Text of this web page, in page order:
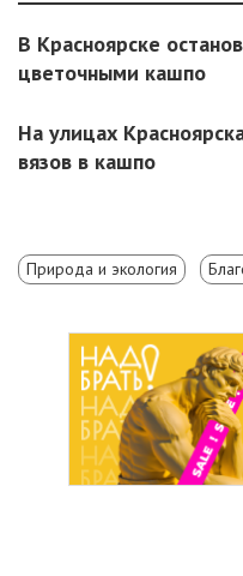
В Красноярске
цветочными кашпо
На улицах
вязов в кашпо
Природа и экология